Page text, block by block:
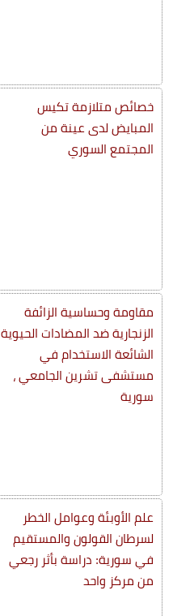
خصائص متلازمة تكيس
المبايض لدى عينة من
المجتمع السوري
مقاومة وحساسية الزائفة
الزنجارية ضد المضادات الحيوية
الشائعة الاستخدام في
مستشفى تشرين الجامعي ،
سورية
علم الأوبئة وعوامل الخطر
لسرطان القولون والمستقيم
في سورية: دراسة بأثر رجعي
من مركز واحد